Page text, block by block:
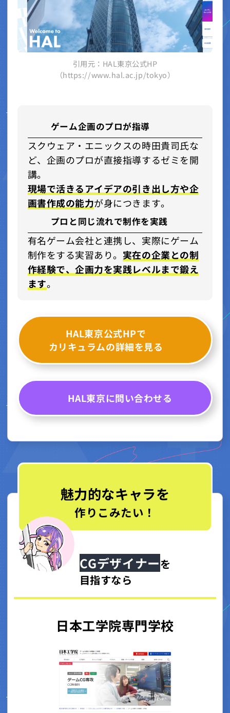
引用元：HAL東京公式HP
（https://www.hal.ac.jp/tokyo）
ゲーム企画のプロが指導
スクウェア・エニックスの時田貴司氏な
ど、企画のプロが直接指導するゼミを開
講。
現場で活きるアイデアの引き出し方や企
画書作成の能力が身につきます。
プロと同じ流れで制作を実践
有名ゲーム会社と連携し、実際にゲーム
制作をする実習あり。 実在の企業との制
作経験で、企画力を実践レベルまで鍛え
ます。
HAL東京公式HPで
カリキュラムの詳細を見る
HAL東京に問い合わせる
魅力的なキャラを
作りこみたい！
CGデザイナーを
目指すなら
日本工学院専門学校